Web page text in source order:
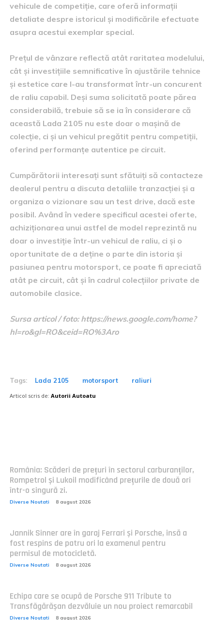
vehicule de competiție, care oferă informații
detaliate despre istoricul și modificările efectuate
asupra acestui exemplar special.
Prețul de vânzare reflectă atât raritatea modelului,
cât și investițiile semnificative în ajustările tehnice
și estetice care l-au transformat într-un concurent
de raliu capabil. Deși suma solicitată poate părea
considerabilă, trebuie să se ia în considerare că
această Lada 2105 nu este doar o mașină de
colecție, ci și un vehicul pregătit pentru competiții,
oferind performanțe autentice pe circuit.
Cumpărătorii interesați sunt sfătuiți să contacteze
dealerul pentru a discuta detaliile tranzacției și a
organiza o vizionare sau un test drive, dacă este
posibil. Având în vedere specificul acestei oferte,
achiziționarea unui astfel de model reprezintă nu
doar o investiție într-un vehicul de raliu, ci și o
oportunitate de a deține o parte din istoria și
pasiunea pentru motorsport, ce poate fi apreciată
atât pe circuit, cât și în cadrul colecțiilor private de
automobile clasice.
Sursa articol / foto: https://news.google.com/home?
hl=ro&gl=RO&ceid=RO%3Aro
Tags: Lada 2105 motorsport raliuri
Articol scris de: Autorii Autoatu
România: Scăderi de prețuri în sectorul carburanților,
Rompetrol și Lukoil modificând prețurile de două ori
într-o singură zi.
Diverse Noutati 8 august 2026
Jannik Sinner are în garaj Ferrari și Porsche, însă a
fost respins de patru ori la examenul pentru
permisul de motocicletă.
Diverse Noutati 8 august 2026
Echipa care se ocupă de Porsche 911 Tribute to
Transfăgărășan dezvăluie un nou proiect remarcabil
Diverse Noutati 8 august 2026